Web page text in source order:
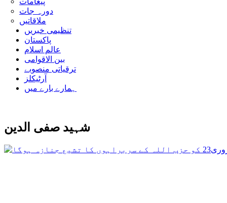
دورہ جات
ملاقاتیں
تنظیمی خبریں
پاکستان
عالم اسلام
بین الاقوامی
ترقیاتی منصوبے
آرٹیکلز
ہمارے بارے میں
شہید صفی الدین